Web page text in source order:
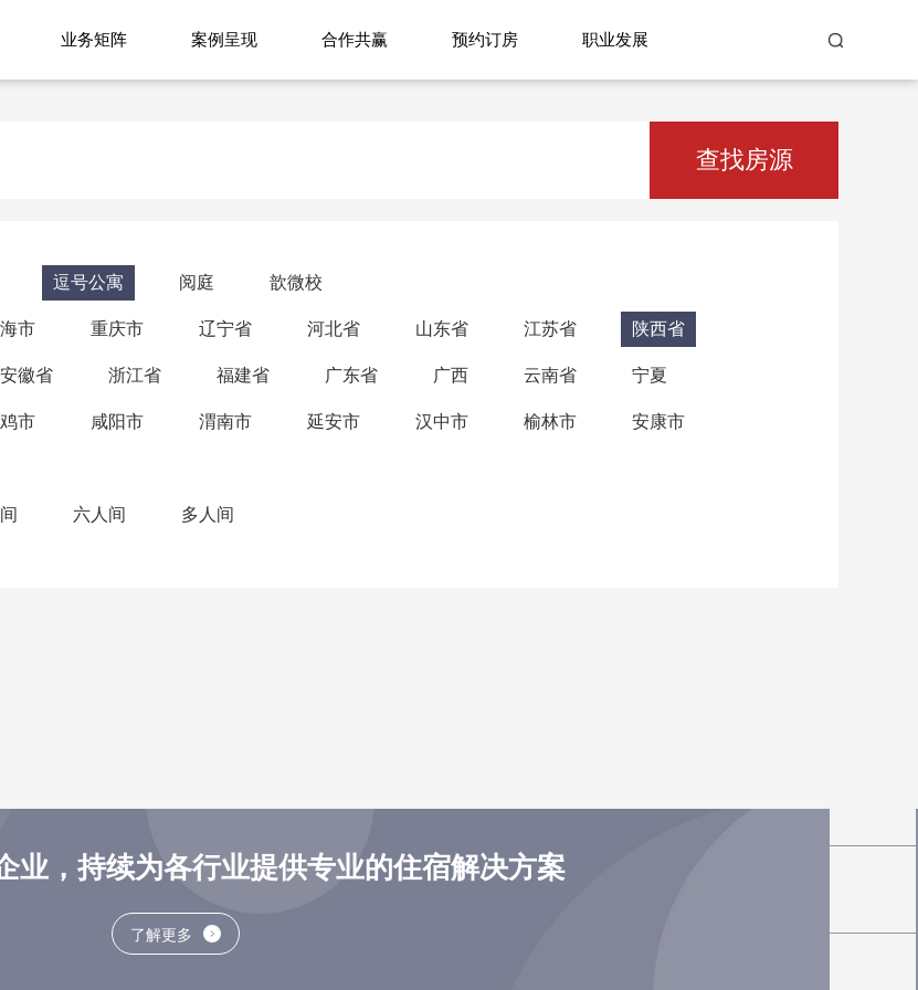
业务矩阵 案例呈现 合作共赢 预约订房 职业发展
查找房源
逗号公寓 阅庭 歆微校
海市 重庆市 辽宁省 河北省 山东省 江苏省 陕西省
安徽省 浙江省 福建省 广东省 广西 云南省 宁夏
市 咸阳市 渭南市 延安市 汉中市 榆林市 安康市
六人间 多人间
业，持续为各行业提供专业的住宿解决方案
了解更多